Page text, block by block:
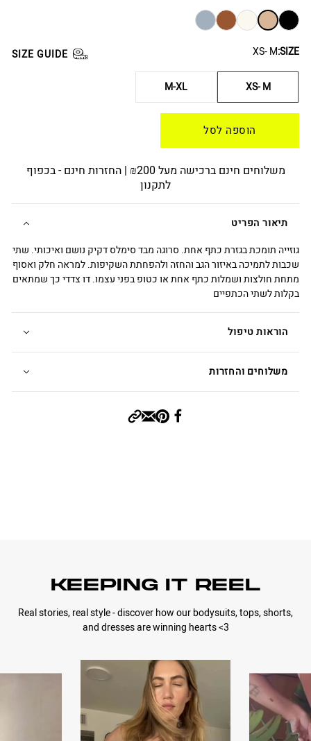
SIZE:
XS- M
SIZE GUIDE
XS- M
M-XL
הוספה לסל
משלוחים חינם ברכישה מעל ₪200 | החזרות חינם - בכפוף
לתקנון
תיאור הפריט
גוזייה תומכת בגזרת כתף אחת. סרוגה מבד סימלס דקיק נושם ואיכותי. שתי
שכבות לתמיכה באיזור הגב והחזה ולהפחתת השקיפות. למראה חלק ואסוף
מתחת חולצות ושמלות כתף אחת או כטופ בפני עצמו. דו צדדי כך שמתאים
בקלות לשתי הכתפיים
הוראות טיפול
משלוחים והחזרות
KEEPING IT REEL
Real stories, real style - discover how our bodysuits, tops, shorts,
and dresses are winning hearts <3